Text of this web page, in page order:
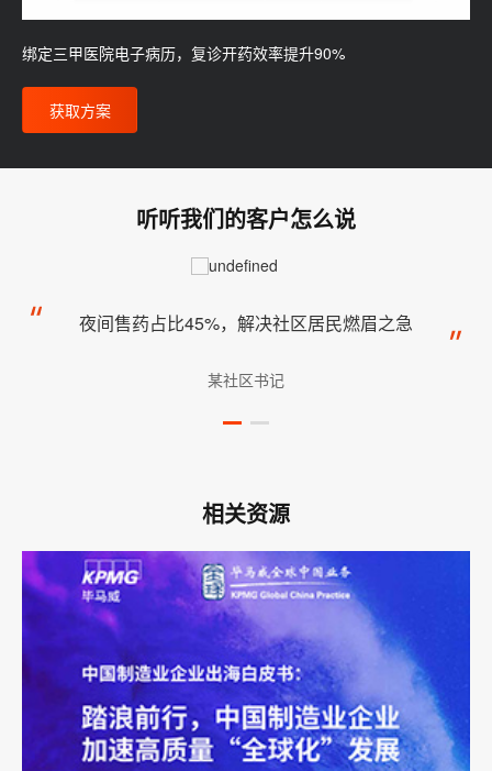
绑定三甲医院电子病历，复诊开药效率提升90%
获取方案
听听我们的客户怎么说
夜间售药占比45%，解决社区居民燃眉之急
某社区书记
相关资源